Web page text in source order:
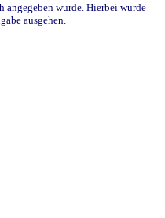
angegeben wurde. Hierbei wurde
ausgehen.